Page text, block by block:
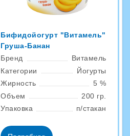
Бифидойогурт "Витамель"
Груша-Банан
Бренд
Витамель
Категории
Йогурты
Жирность
5 %
Объем
200 гр.
Упаковка
п/стакан